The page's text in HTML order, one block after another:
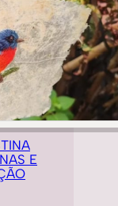
E